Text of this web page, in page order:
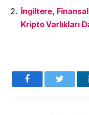
İngiltere,
Kripto Varlıkları
FacebookTwitter